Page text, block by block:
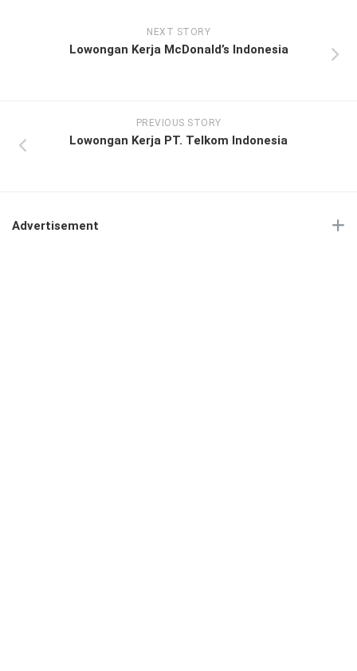
NEXT STORY
Lowongan Kerja McDonald’s Indonesia
PREVIOUS STORY
Lowongan Kerja PT. Telkom Indonesia
Advertisement